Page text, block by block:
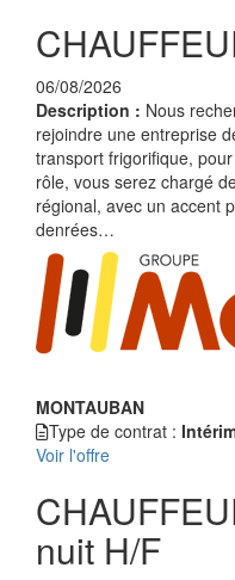
06/08/2026
Description : Nous
rejoindre une entreprise
transport frigorifique,
rôle, vous serez chargé
régional, avec un accent
denrées…
MONTAUBAN
Type de contrat :
Voir l'offre
nuit H/F